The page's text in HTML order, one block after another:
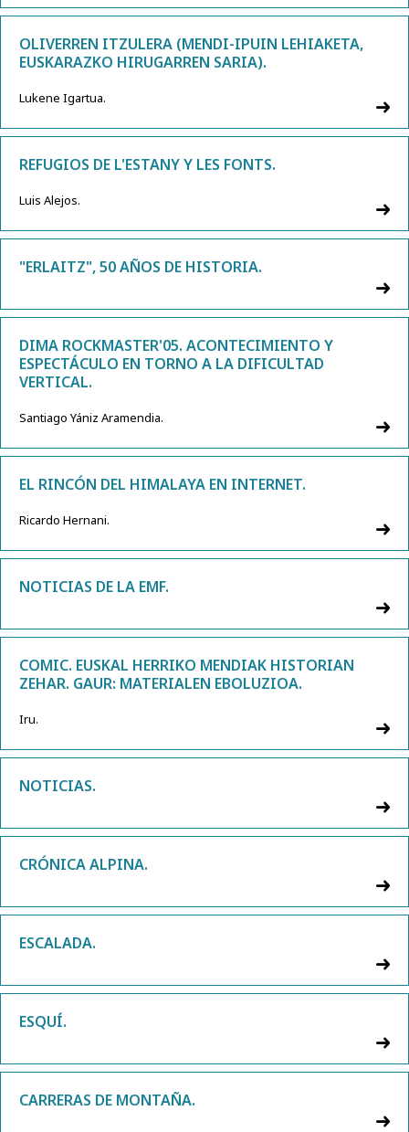
OLIVERREN ITZULERA (MENDI-IPUIN LEHIAKETA,
EUSKARAZKO HIRUGARREN SARIA).
Lukene Igartua.
REFUGIOS DE L'ESTANY Y LES FONTS.
Luis Alejos.
"ERLAITZ", 50 AÑOS DE HISTORIA.
DIMA ROCKMASTER'05. ACONTECIMIENTO Y
ESPECTÁCULO EN TORNO A LA DIFICULTAD
VERTICAL.
Santiago Yániz Aramendia.
EL RINCÓN DEL HIMALAYA EN INTERNET.
Ricardo Hernani.
NOTICIAS DE LA EMF.
COMIC. EUSKAL HERRIKO MENDIAK HISTORIAN
ZEHAR. GAUR: MATERIALEN EBOLUZIOA.
Iru.
NOTICIAS.
CRÓNICA ALPINA.
ESCALADA.
ESQUÍ.
CARRERAS DE MONTAÑA.